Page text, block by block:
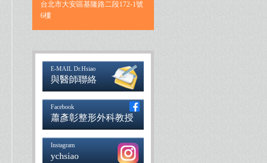
台北市大安區基隆路二段172-1號
6樓
E-MAIL Dr.Hsiao
與醫師聯絡
Facebook
蕭彥彰整形外科教授
Instagram
ychsiao